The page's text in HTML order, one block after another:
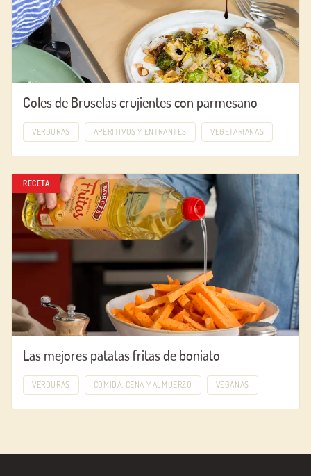
Coles de Bruselas crujientes con parmesano
VERDURAS APERITIVOS Y ENTRANTES VEGETARIANAS
RECETA
Las mejores patatas fritas de boniato
VERDURAS COMIDA, CENA Y ALMUERZO VEGANAS